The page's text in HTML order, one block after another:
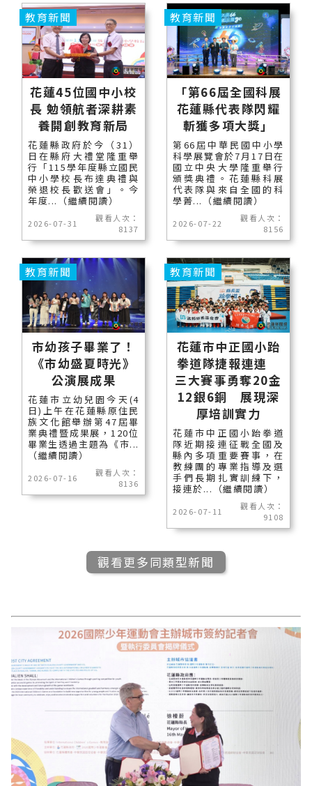
花蓮45位國中小校
長 勉領航者深耕素
養開創教育新局
花蓮縣政府於今（31）
日在縣府大禮堂隆重舉
行「115學年度縣立國民
中小學校長布達典禮與
榮退校長歡送會」。今
年度...（繼續閱讀）
2026-07-31
觀看人次：
8137
教育新聞
「第66屆全國科展
花蓮縣代表隊閃耀
斬獲多項大獎」
第66屆中華民國中小學
科學展覽會於7月17日在
國立中央大學隆重舉行
頒獎典禮。花蓮縣科展
代表隊與來自全國的科
學菁...（繼續閱讀）
2026-07-22
觀看人次：
8156
教育新聞
市幼孩子畢業了！
《市幼盛夏時光》
公演展成果
花蓮市立幼兒園今天(4
日)上午在花蓮縣原住民
族文化館舉辦第47屆畢
業典禮暨成果展，120位
畢業生透過主題為《市...
（繼續閱讀）
2026-07-16
觀看人次：
8136
教育新聞
花蓮市中正國小跆
拳道隊捷報連連
三大賽事勇奪20金
12銀6銅 展現深
厚培訓實力
花蓮市中正國小跆拳道
隊近期接連征戰全國及
縣內多項重要賽事，在
教練團的專業指導及選
手們長期扎實訓練下，
接連於...（繼續閱讀）
2026-07-11
觀看人次：
9108
教育新聞
觀看更多同類型新聞